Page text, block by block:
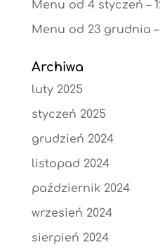
Menu od 4 styczeń –
Menu od 23 grudnia
Archiwa
luty 2025
styczeń 2025
grudzień 2024
listopad 2024
październik 2024
wrzesień 2024
sierpień 2024